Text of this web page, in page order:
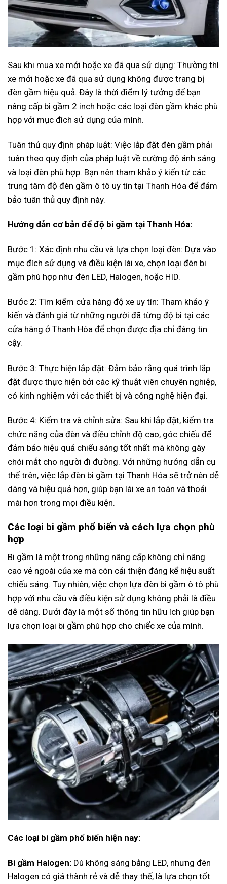
Sau khi mua xe mới hoặc xe đã qua sử dụng: Thường thì
xe mới hoặc xe đã qua sử dụng không được trang bị
đèn gầm hiệu quả. Đây là thời điểm lý tưởng để bạn
nâng cấp bi gầm 2 inch hoặc các loại đèn gầm khác phù
hợp với mục đích sử dụng của mình.
Tuân thủ quy định pháp luật: Việc lắp đặt đèn gầm phải
tuân theo quy định của pháp luật về cường độ ánh sáng
và loại đèn phù hợp. Bạn nên tham khảo ý kiến từ các
trung tâm độ đèn gầm ô tô uy tín tại Thanh Hóa để đảm
bảo tuân thủ quy định này.
Hướng dẫn cơ bản để độ bi gầm tại Thanh Hóa:
Bước 1: Xác định nhu cầu và lựa chọn loại đèn: Dựa vào
mục đích sử dụng và điều kiện lái xe, chọn loại đèn bi
gầm phù hợp như đèn LED, Halogen, hoặc HID.
Bước 2: Tìm kiếm cửa hàng độ xe uy tín: Tham khảo ý
kiến và đánh giá từ những người đã từng độ bi tại các
cửa hàng ở Thanh Hóa để chọn được địa chỉ đáng tin
cậy.
Bước 3: Thực hiện lắp đặt: Đảm bảo rằng quá trình lắp
đặt được thực hiện bởi các kỹ thuật viên chuyên nghiệp,
có kinh nghiệm với các thiết bị và công nghệ hiện đại.
Bước 4: Kiểm tra và chỉnh sửa: Sau khi lắp đặt, kiểm tra
chức năng của đèn và điều chỉnh độ cao, góc chiếu để
đảm bảo hiệu quả chiếu sáng tốt nhất mà không gây
chói mắt cho người đi đường. Với những hướng dẫn cụ
thể trên, việc lắp đèn bi gầm tại Thanh Hóa sẽ trở nên dễ
dàng và hiệu quả hơn, giúp bạn lái xe an toàn và thoải
mái hơn trong mọi điều kiện.
Các loại bi gầm phổ biến và cách lựa chọn phù
hợp
Bi gầm là một trong những nâng cấp không chỉ nâng
cao vẻ ngoài của xe mà còn cải thiện đáng kể hiệu suất
chiếu sáng. Tuy nhiên, việc chọn lựa đèn bi gầm ô tô phù
hợp với nhu cầu và điều kiện sử dụng không phải là điều
dễ dàng. Dưới đây là một số thông tin hữu ích giúp bạn
lựa chọn loại bi gầm phù hợp cho chiếc xe của mình.
Các loại bi gầm phổ biến hiện nay:
Bi gầm Halogen: Dù không sáng bằng LED, nhưng đèn
Halogen có giá thành rẻ và dễ thay thế, là lựa chọn tốt